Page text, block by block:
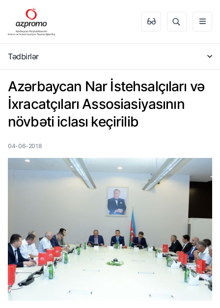
Tədbirlər
Azərbaycan Nar İstehsalçıları və
İxracatçıları Assosiasiyasının
növbəti iclası keçirilib
04-06-2018